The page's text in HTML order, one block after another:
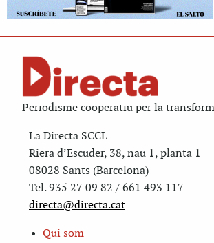
Periodisme cooperatiu per la
La Directa SCCL
Riera d’Escuder, 38, nau 1, planta 1
08028 Sants (Barcelona)
Tel. 935 27 09 82 / 661 493 117
directa@directa.cat
Qui som